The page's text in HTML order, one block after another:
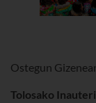
Ostegun
Tolosako